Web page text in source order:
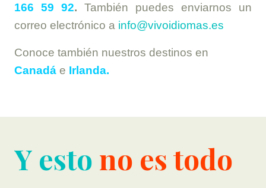
166 59 92. También puedes enviarnos un
correo electrónico a info@vivoidiomas.es
Conoce también nuestros destinos en
Canadá e Irlanda.
Y esto no es todo